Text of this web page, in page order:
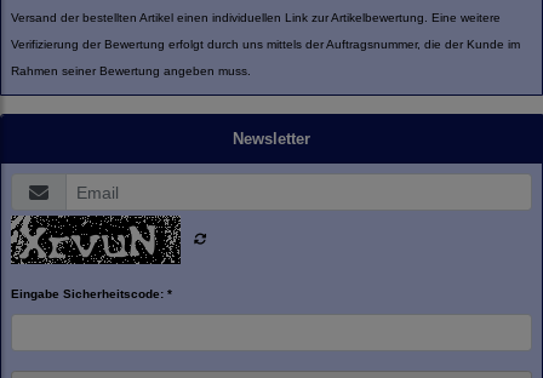
Versand der bestellten Artikel einen individuellen Link zur Artikelbewertung. Eine weitere
Verifizierung der Bewertung erfolgt durch uns mittels der Auftragsnummer, die der Kunde im
Rahmen seiner Bewertung angeben muss.
Newsletter
Eingabe Sicherheitscode: *